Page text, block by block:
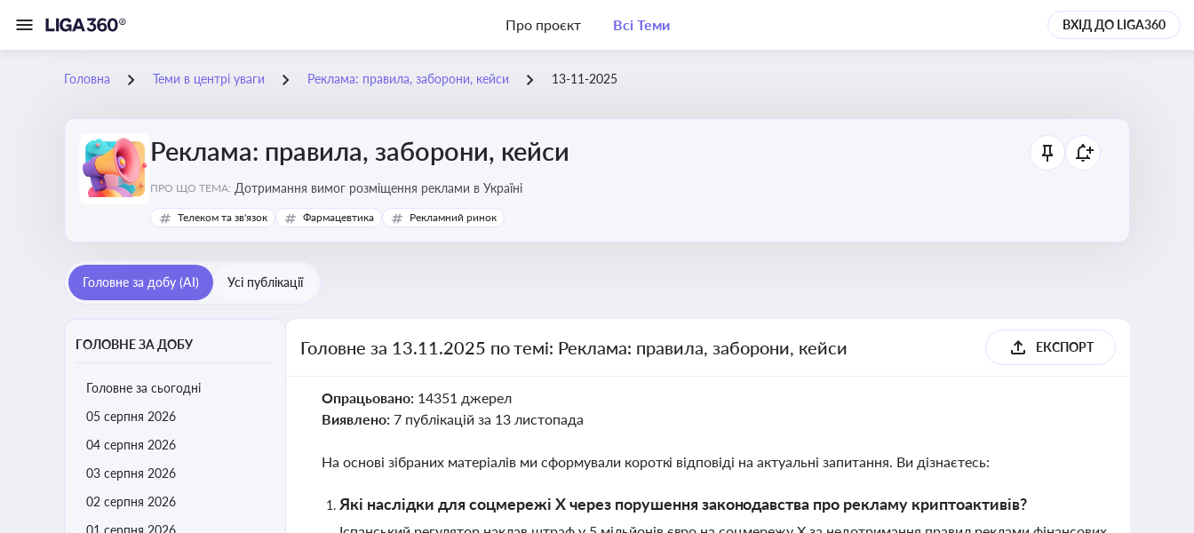
Про проєкт Всі Теми ВХІД ДО LIGA360
Головна Теми в центрі уваги Реклама: правила, заборони, кейси 13-11-2025
Реклама: правила, заборони, кейси
ПРО ЩО ТЕМА: Дотримання вимог розміщення реклами в Україні
Телеком та зв'язок Фармацевтика Рекламний ринок
Головне за добу (AI) Усі публікації
ГОЛОВНЕ ЗА ДОБУ
Головне за сьогодні
05 серпня 2026
04 серпня 2026
03 серпня 2026
02 серпня 2026
01 серпня 2026
Головне за 13.11.2025 по темі: Реклама: правила, заборони, кейси ЕКСПОРТ
Опрацьовано: 14351 джерел
Виявлено: 7 публікацій за 13 листопада
На основі зібраних матеріалів ми сформували короткі відповіді на актуальні запитання. Ви дізнаєтесь:
Які наслідки для соцмережі X через порушення законодавства про рекламу криптоактивів?